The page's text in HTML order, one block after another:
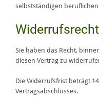
selbstständigen
Widerrufsrecht
Sie haben das Recht,
diesen Vertrag zu
Die Widerrufsfrist beträgt
Vertragsabschlusses.